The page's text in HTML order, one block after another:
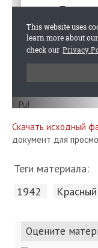
Скачать исходный
документ для
Теги материала:
1942
Оцените